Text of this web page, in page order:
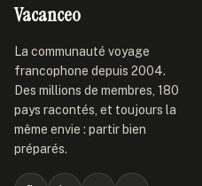
Vacanceo
La communauté voyage
francophone depuis 2004.
Des millions de membres, 180
pays racontés, et toujours la
même envie : partir bien
préparés.